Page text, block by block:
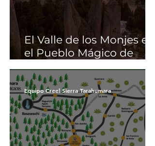
El Valle de los Monjes en
el Pueblo Mágico de
Creel Chihuahua y las
Barrancas del Cobre
Equipo Creel Sierra Tarahumara